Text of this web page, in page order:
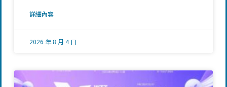
詳細內容
2026 年 8 月 4 日